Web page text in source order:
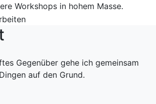
Workshops in hohem Masse.
Gegenüber gehe ich gemeinsam
auf den Grund.